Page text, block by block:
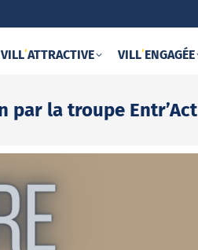
VILL‘ATTRACTIVE VILL‘ENGAGÉE
par la troupe Entr’Act